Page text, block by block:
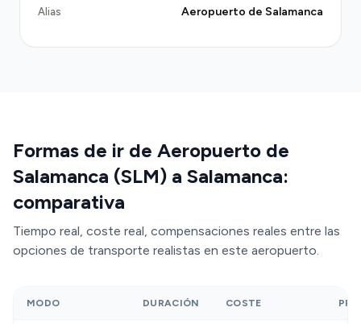
afrontas colas y tarifa de taxímetro sin garantía—
penalización.
Alias Aeropuerto de Salamanca
Formas de ir de Aeropuerto de
Salamanca (SLM) a Salamanca:
comparativa
Tiempo real, coste real, compensaciones reales entre las
opciones de transporte realistas en este aeropuerto.
MODO DURACIÓN COSTE